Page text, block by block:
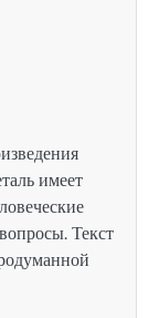
имеет
Текст